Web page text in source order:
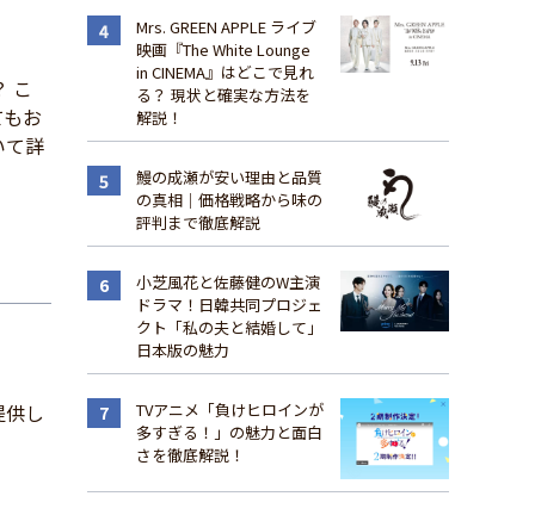
こ
お
て詳
し
Mrs. GREEN APPLE ライブ
映画『The White Lounge
in CINEMA』はどこで見れ
る？ 現状と確実な方法を
解説！
鰻の成瀬が安い理由と品質
の真相｜価格戦略から味の
評判まで徹底解説
小芝風花と佐藤健のW主演
ドラマ！日韓共同プロジェ
クト「私の夫と結婚して」
日本版の魅力
TVアニメ「負けヒロインが
多すぎる！」の魅力と面白
さを徹底解説！